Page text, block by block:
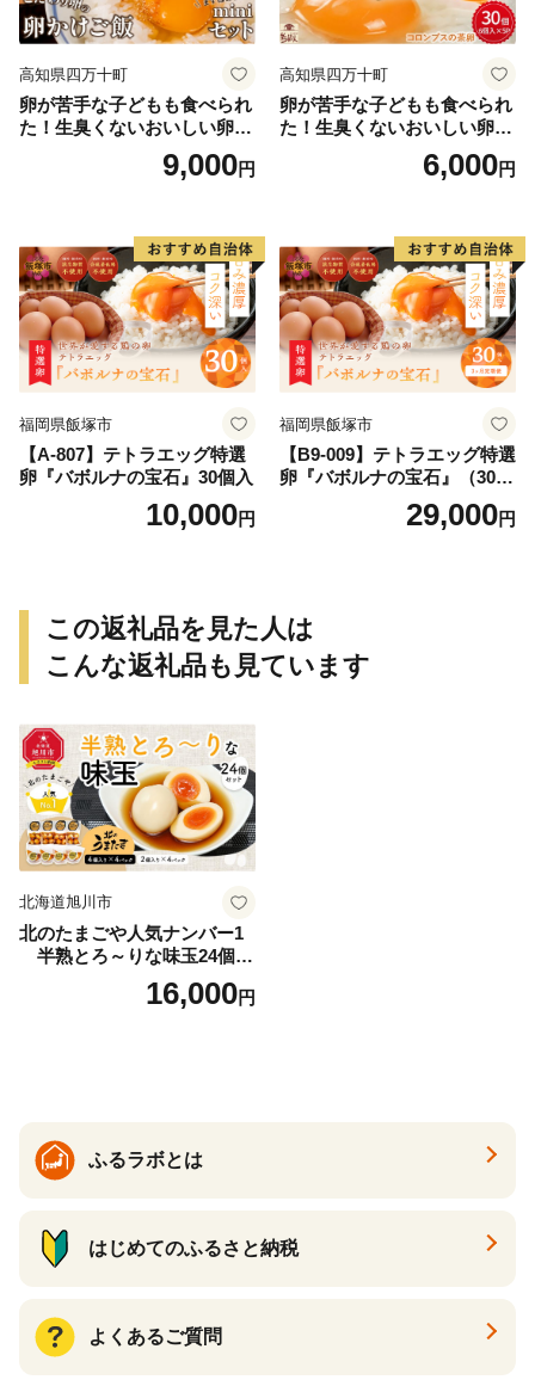
高知県四万十町
卵が苦手な子どもも食べられ
た！生臭くないおいしい卵を
味わう卵かけご飯ミニセット
(卵6個×2P、お米2合×1P、醤
9,000円
高知県四万十町
卵が苦手な子どもも食べられ
た！生臭くないおいしい卵 6
個入×5P／Gbn-A036,000円
福岡県飯塚市
【A-807】テトラエッグ特選
卵『バボルナの宝石』30個入
10,000円
福岡県飯塚市
【B9-009】テトラエッグ特選
卵『バボルナの宝石』（30
個/月）【3カ月定期便】
29,000円
この返礼品を見た人は
こんな返礼品も見ています
北海道旭川市
北のたまごや人気ナンバー1
半熟とろ～りな味玉24個入
16,000円
ふるラボとは
はじめてのふるさと納税
よくあるご質問